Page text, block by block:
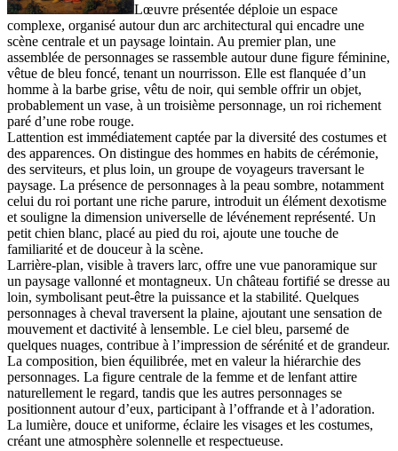
Lœuvre présentée déploie un espace
complexe, organisé autour dun arc architectural qui encadre une
scène centrale et un paysage lointain. Au premier plan, une
assemblée de personnages se rassemble autour dune figure féminine,
vêtue de bleu foncé, tenant un nourrisson. Elle est flanquée d’un
homme à la barbe grise, vêtu de noir, qui semble offrir un objet,
probablement un vase, à un troisième personnage, un roi richement
paré d’une robe rouge.
Lattention est immédiatement captée par la diversité des costumes et
des apparences. On distingue des hommes en habits de cérémonie,
des serviteurs, et plus loin, un groupe de voyageurs traversant le
paysage. La présence de personnages à la peau sombre, notamment
celui du roi portant une riche parure, introduit un élément dexotisme
et souligne la dimension universelle de lévénement représenté. Un
petit chien blanc, placé au pied du roi, ajoute une touche de
familiarité et de douceur à la scène.
Larrière-plan, visible à travers larc, offre une vue panoramique sur
un paysage vallonné et montagneux. Un château fortifié se dresse au
loin, symbolisant peut-être la puissance et la stabilité. Quelques
personnages à cheval traversent la plaine, ajoutant une sensation de
mouvement et dactivité à lensemble. Le ciel bleu, parsemé de
quelques nuages, contribue à l’impression de sérénité et de grandeur.
La composition, bien équilibrée, met en valeur la hiérarchie des
personnages. La figure centrale de la femme et de lenfant attire
naturellement le regard, tandis que les autres personnages se
positionnent autour d’eux, participant à l’offrande et à l’adoration.
La lumière, douce et uniforme, éclaire les visages et les costumes,
créant une atmosphère solennelle et respectueuse.